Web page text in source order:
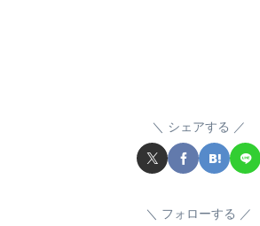
シェアする
フォローする